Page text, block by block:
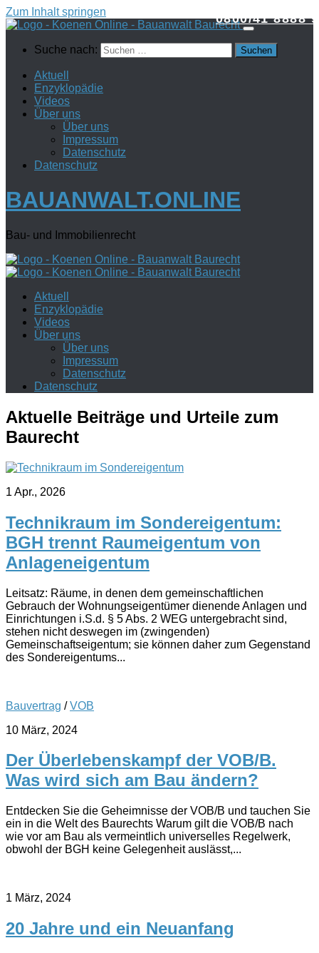
Zum Inhalt springen
Suche nach:
Aktuell
Enzyklopädie
Videos
Über uns
Über uns
Impressum
Datenschutz
Datenschutz
BAUANWALT.ONLINE
Bau- und Immobilienrecht
Aktuell
Enzyklopädie
Videos
Über uns
Über uns
Impressum
Datenschutz
Datenschutz
0800/41 8888 9
Aktuelle Beiträge und Urteile zum
Baurecht
1 Apr., 2026
Technikraum im Sondereigentum:
BGH trennt Raumeigentum von
Anlageneigentum
Leitsatz: Räume, in denen dem gemeinschaftlichen
Gebrauch der Wohnungseigentümer dienende Anlagen und
Einrichtungen i.S.d. § 5 Abs. 2 WEG untergebracht sind,
stehen nicht deswegen im (zwingenden)
Gemeinschaftseigentum; sie können daher zum Gegenstand
des Sondereigentums...
Bauvertrag /VOB
10 März, 2024
Der Überlebenskampf der VOB/B.
Was wird sich am Bau ändern?
Entdecken Sie die Geheimnisse der VOB/B und tauchen Sie
ein in die Welt des Baurechts Warum gilt die VOB/B nach
wie vor am Bau als vermeintlich universelles Regelwerk,
obwohl der BGH keine Gelegenheit auslässt,...
1 März, 2024
20 Jahre und ein Neuanfang